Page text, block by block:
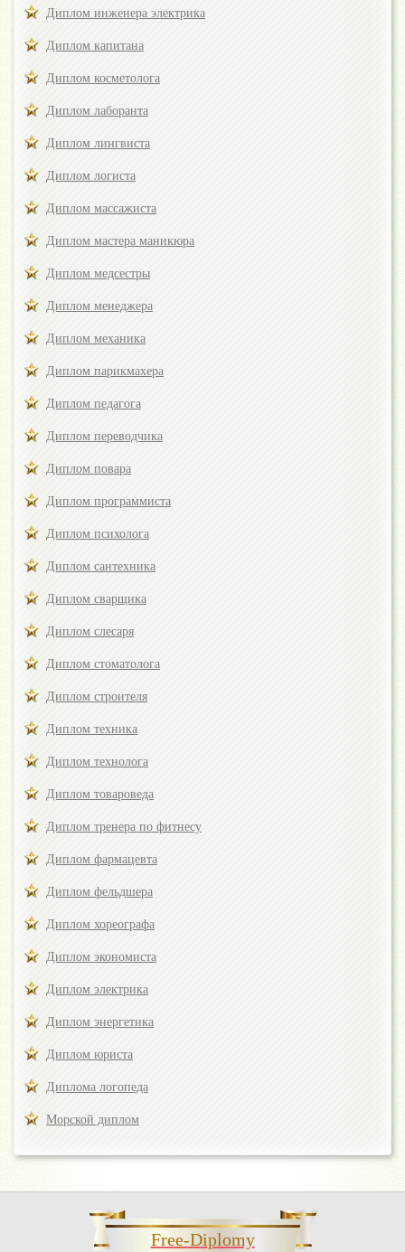
Диплом инженера электрика
Диплом капитана
Диплом косметолога
Диплом лаборанта
Диплом лингвиста
Диплом логиста
Диплом массажиста
Диплом мастера маникюра
Диплом медсестры
Диплом менеджера
Диплом механика
Диплом парикмахера
Диплом педагога
Диплом переводчика
Диплом повара
Диплом программиста
Диплом психолога
Диплом сантехника
Диплом сварщика
Диплом слесаря
Диплом стоматолога
Диплом строителя
Диплом техника
Диплом технолога
Диплом товароведа
Диплом тренера по фитнесу
Диплом фармацевта
Диплом фельдшера
Диплом хореографа
Диплом экономиста
Диплом электрика
Диплом энергетика
Диплом юриста
Диплома логопеда
Морской диплом
Free-Diplomy